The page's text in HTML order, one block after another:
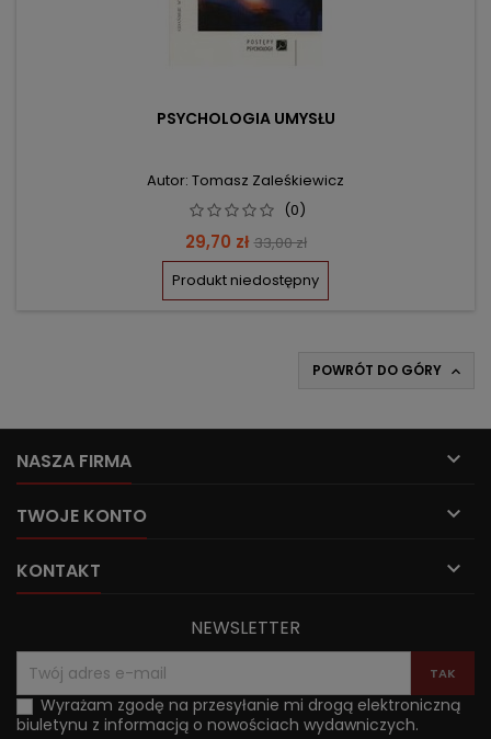
PSYCHOLOGIA UMYSŁU
Autor: Tomasz Zaleśkiewicz
(0)
Cena
29,70 zł Cena
podstawowa
33,00 zł
Produkt niedostępny
POWRÓT DO GÓRY 
NASZA FIRMA 
TWOJE KONTO 
KONTAKT 
NEWSLETTER
Wyrażam zgodę na przesyłanie mi drogą elektroniczną
biuletynu z informacją o nowościach wydawniczych.